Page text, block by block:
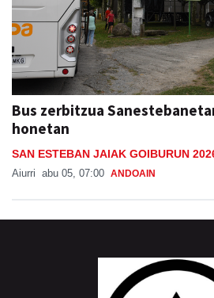
Bus zerbitzua
honetan
SAN ESTEBAN JAIAK GOIBURUN
Aiurri abu 05, 07:00 ANDOAIN